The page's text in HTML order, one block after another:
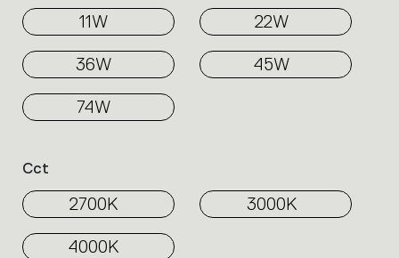
11W 22W
36W 45W
74W
Cct
2700K 3000K
4000K